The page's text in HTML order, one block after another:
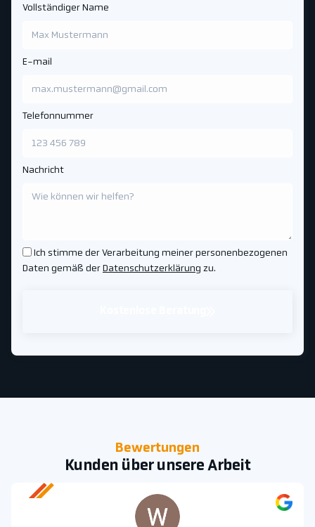
Vollständiger Name
E-mail
Telefonnummer
Nachricht
Ich stimme der Verarbeitung meiner personenbezogenen
Daten gemäß der Datenschutzerklärung zu.
Bewertungen
Kunden über unsere Arbeit